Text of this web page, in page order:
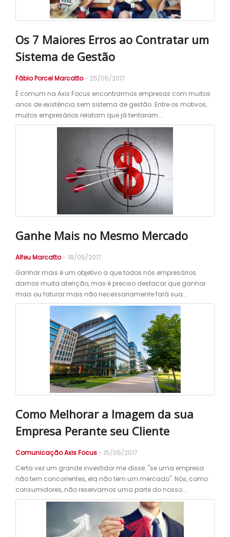
Os 7 Maiores Erros ao Contratar um
Sistema de Gestão
Fábio Porcel Marcatto- 25/05/2017
É comum na Axis Focus encontrarmos empresas com muitos
anos de existência sem sistema de gestão. Entre os motivos,
muitos empresários relatam que já tentaram...
Ganhe Mais no Mesmo Mercado
Alfeu Marcatto- 18/05/2017
Ganhar mais é um objetivo a que todos nós empresários
damos muita atenção, mas é preciso destacar que ganhar
mais ou faturar mais não necessariamente fará sua...
Como Melhorar a Imagem da sua
Empresa Perante seu Cliente
Comunicação Axis Focus- 15/05/2017
Certa vez um grande investidor me disse: "se uma empresa
não tem concorrentes, ela não tem um mercado". Nós, como
consumidores, não reservamos uma parte do nosso...